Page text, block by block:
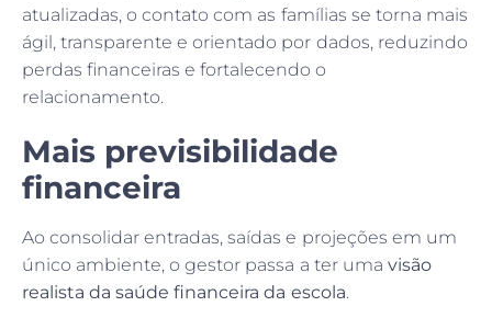
atualizadas, o contato com as famílias se torna mais
ágil, transparente e orientado por dados, reduzindo
perdas financeiras e fortalecendo o
relacionamento.
Mais previsibilidade
financeira
Ao consolidar entradas, saídas e projeções em um
único ambiente, o gestor passa a ter uma visão
realista da saúde financeira da escola.